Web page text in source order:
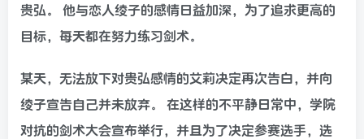
贵弘。 他与恋人绫子的感情日益加深，为了追求更高的
目标，每天都在努力练习剑术。
某天，无法放下对贵弘感情的艾莉决定再次告白，并向
绫子宣告自己并未放弃。 在这样的不平静日常中，学院
对抗的剑术大会宣布举行，并且为了决定参赛选手，选